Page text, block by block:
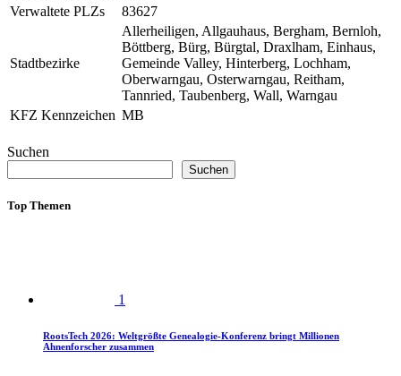
Verwaltete PLZs
83627
Stadtbezirke
Allerheiligen, Allgauhaus, Bergham, Bernloh,
Böttberg, Bürg, Bürgtal, Draxlham, Einhaus,
Gemeinde Valley, Hinterberg, Lochham,
Oberwarngau, Osterwarngau, Reitham,
Tannried, Taubenberg, Wall, Warngau
KFZ Kennzeichen MB
Suchen
Suchen
Top Themen
1
RootsTech 2026: Weltgrößte Genealogie-Konferenz bringt Millionen
Ahnenforscher zusammen